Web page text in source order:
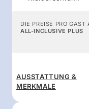
DIE PREISE PRO GAST
ALL-INCLUSIVE PLUS
AUSSTATTUNG &
MERKMALE